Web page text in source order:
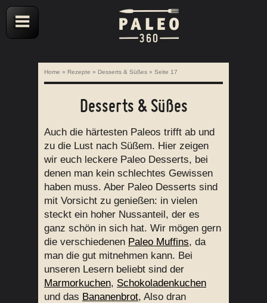
Home » Rezepte » Desserts & Süßes » Seite 17
Desserts & Süßes
Auch die härtesten Paleos trifft ab und
zu die Lust nach Süßem. Hier zeigen
wir euch leckere Paleo Desserts, bei
denen man kein schlechtes Gewissen
haben muss. Aber Paleo Desserts sind
mit Vorsicht zu genießen: in vielen
steckt ein hoher Nussanteil, der es
ganz schön in sich hat. Wir mögen gern
die verschiedenen Paleo Muffins, da
man die gut mitnehmen kann. Bei
unseren Lesern beliebt sind der
Marmorkuchen, Schokoladenkuchen
und das Bananenbrot, Also dran